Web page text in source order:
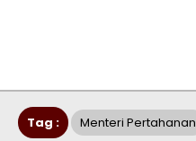
Tag : Menteri Pertahanan